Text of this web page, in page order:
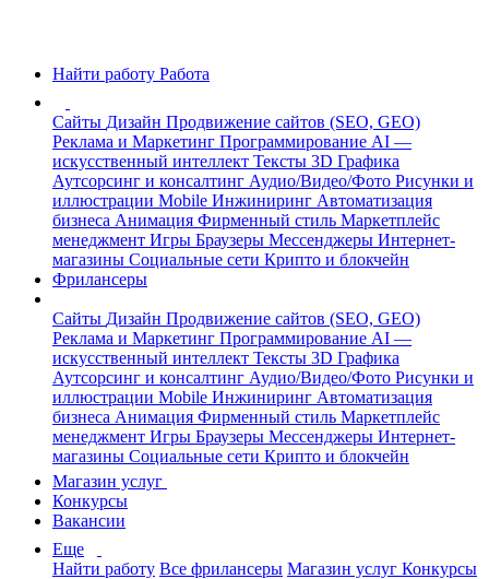
Найти работу Работа
Сайты Дизайн Продвижение сайтов (SEO, GEO)
Реклама и Маркетинг Программирование AI —
искусственный интеллект Тексты 3D Графика
Аутсорсинг и консалтинг Аудио/Видео/Фото Рисунки и
иллюстрации Mobile Инжиниринг Автоматизация
бизнеса Анимация Фирменный стиль Маркетплейс
менеджмент Игры Браузеры Мессенджеры Интернет-
магазины Социальные сети Крипто и блокчейн
Фрилансеры
Сайты Дизайн Продвижение сайтов (SEO, GEO)
Реклама и Маркетинг Программирование AI —
искусственный интеллект Тексты 3D Графика
Аутсорсинг и консалтинг Аудио/Видео/Фото Рисунки и
иллюстрации Mobile Инжиниринг Автоматизация
бизнеса Анимация Фирменный стиль Маркетплейс
менеджмент Игры Браузеры Мессенджеры Интернет-
магазины Социальные сети Крипто и блокчейн
Магазин услуг
Конкурсы
Вакансии
Еще
Найти работу Все фрилансеры Магазин услуг Конкурсы